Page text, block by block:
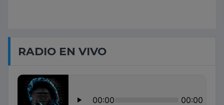
RADIO EN VIVO